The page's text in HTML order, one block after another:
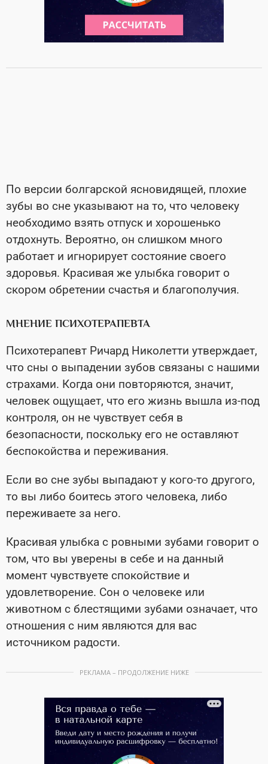
По версии болгарской ясновидящей, плохие
зубы во сне указывают на то, что человеку
необходимо взять отпуск и хорошенько
отдохнуть. Вероятно, он слишком много
работает и игнорирует состояние своего
здоровья. Красивая же улыбка говорит о
скором обретении счастья и благополучия.
МНЕНИЕ ПСИХОТЕРАПЕВТА
Психотерапевт Ричард Николетти утверждает,
что сны о выпадении зубов связаны с нашими
страхами. Когда они повторяются, значит,
человек ощущает, что его жизнь вышла из-под
контроля, он не чувствует себя в
безопасности, поскольку его не оставляют
беспокойства и переживания.
Если во сне зубы выпадают у кого-то другого,
то вы либо боитесь этого человека, либо
переживаете за него.
Красивая улыбка с ровными зубами говорит о
том, что вы уверены в себе и на данный
момент чувствуете спокойствие и
удовлетворение. Сон о человеке или
животном с блестящими зубами означает, что
отношения с ним являются для вас
источником радости.
РЕКЛАМА – ПРОДОЛЖЕНИЕ НИЖЕ